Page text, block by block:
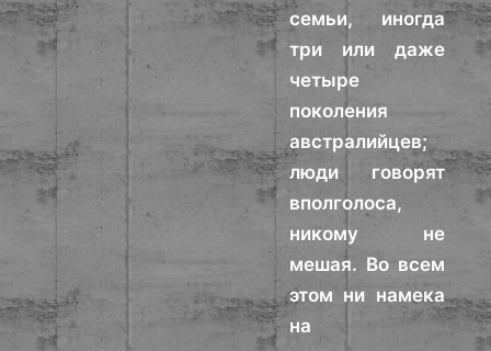
семьи, иногда
три или даже
четыре
поколения
австралийцев;
люди говорят
вполголоса,
никому не
мешая. Во всем
этом ни намека
на